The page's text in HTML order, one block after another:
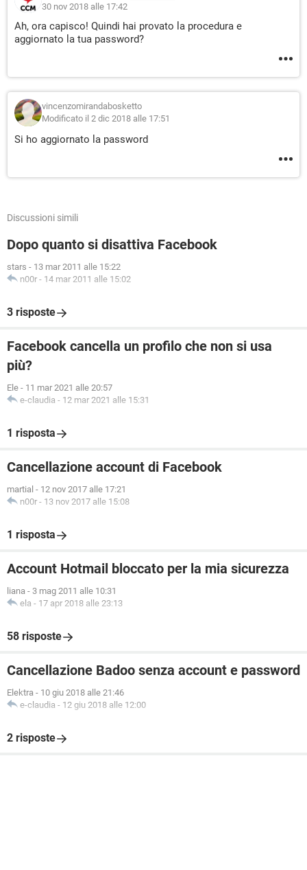
30 nov 2018 alle 17:42
Ah, ora capisco! Quindi hai provato la procedura e
aggiornato la tua password?
vincenzomirandabosketto
Modificato il 2 dic 2018 alle 17:51
Si ho aggiornato la password
Discussioni simili
Dopo quanto si disattiva Facebook
stars - 13 mar 2011 alle 15:22
n00r - 14 mar 2011 alle 15:02
3 risposte
Facebook cancella un profilo che non si usa
più?
Ele - 11 mar 2021 alle 20:57
e-claudia - 12 mar 2021 alle 15:31
1 risposta
Cancellazione account di Facebook
martial - 12 nov 2017 alle 17:21
n00r - 13 nov 2017 alle 15:08
1 risposta
Account Hotmail bloccato per la mia sicurezza
liana - 3 mag 2011 alle 10:31
ela - 17 apr 2018 alle 23:13
58 risposte
Cancellazione Badoo senza account e password
Elektra - 10 giu 2018 alle 21:46
e-claudia - 12 giu 2018 alle 12:00
2 risposte